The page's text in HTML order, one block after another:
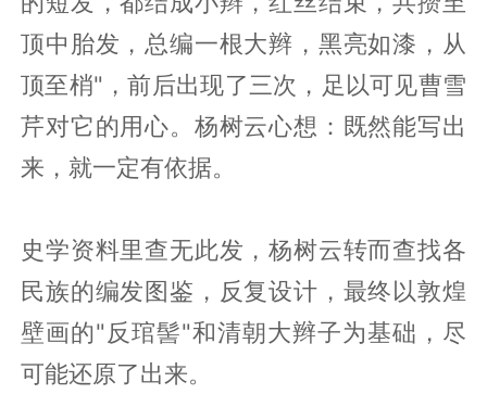
顶中胎发，总编一根大辫，黑亮如漆，从
顶至梢"，前后出现了三次，足以可见曹雪
芹对它的用心。杨树云心想：既然能写出
来，就一定有依据。
史学资料里查无此发，杨树云转而查找各
民族的编发图鉴，反复设计，最终以敦煌
壁画的"反琯髻"和清朝大辫子为基础，尽
可能还原了出来。